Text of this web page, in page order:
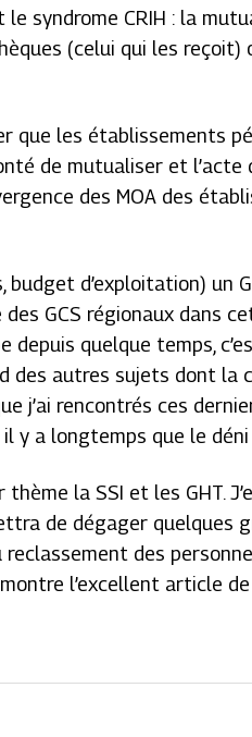
syndrome CRIH : la
(celui qui les reçoit)
que les établissements
de mutualiser et l’acte
des MOA des
d’exploitation) un
GCS régionaux dans
quelque temps,
des autres sujets dont la
j’ai rencontrés ces
y a longtemps que le déni
la SSI et les GHT.
de dégager quelques
des
l’excellent article